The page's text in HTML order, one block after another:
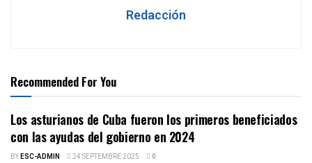
Redacción
Recommended For You
Los asturianos de Cuba fueron los primeros beneficiados
con las ayudas del gobierno en 2024
BYESC-ADMIN 24 SEPTEMBRE 2025 0